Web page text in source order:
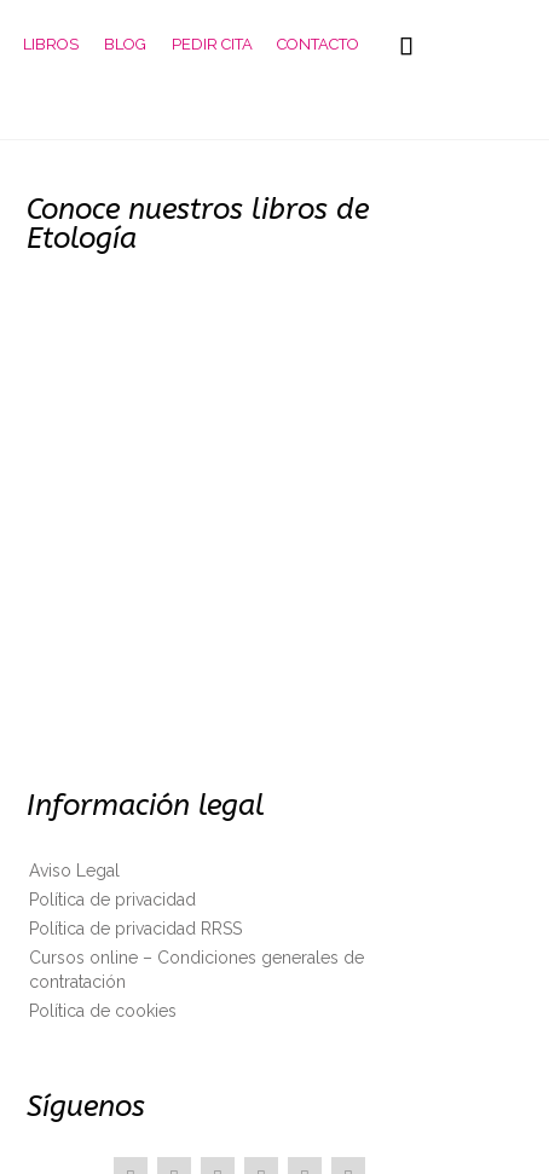
Skip
LIBROS BLOG PEDIR CITA CONTACTO 
Conoce nuestros libros de
Etología
Información legal
Aviso Legal
Política de privacidad
Política de privacidad RRSS
Cursos online – Condiciones generales de
contratación
Política de cookies
Síguenos